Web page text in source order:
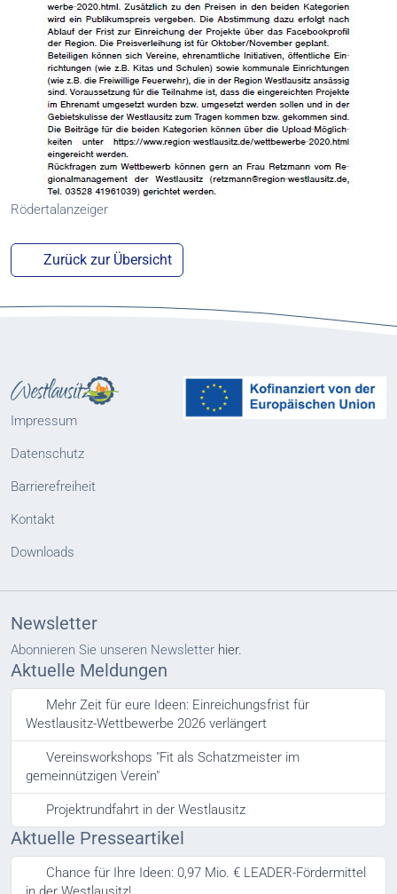
Rödertalanzeiger
Zurück zur Übersicht
Impressum
Datenschutz
Barrierefreiheit
Kontakt
Downloads
Newsletter
Abonnieren Sie unseren Newsletter hier.
Aktuelle Meldungen
Mehr Zeit für eure Ideen: Einreichungsfrist für
Westlausitz-Wettbewerbe 2026 verlängert
Vereinsworkshops "Fit als Schatzmeister im
gemeinnützigen Verein"
Projektrundfahrt in der Westlausitz
Aktuelle Presseartikel
Chance für Ihre Ideen: 0,97 Mio. € LEADER-Fördermittel